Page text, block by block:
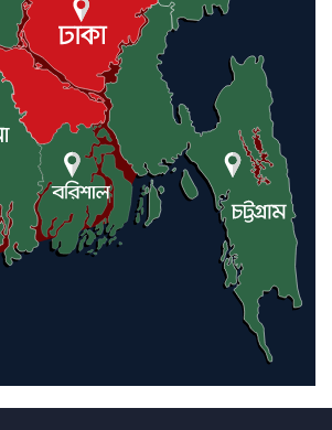
আন্তর্জাতিক মানবাধিকার সম্মেলনে
বিশেষ সম্মাননা পেলেন ফারুক খাঁন,
শ্রীমঙ্গলে সংবর্ধনা